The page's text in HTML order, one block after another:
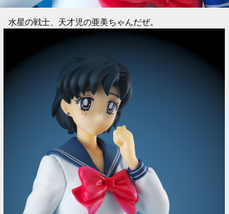
水星の戦士、天才児の亜美ちゃんだぜ。